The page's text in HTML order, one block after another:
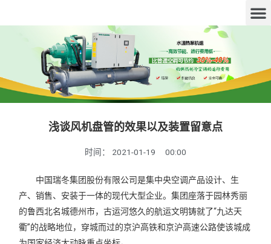
浅谈风机盘管的效果以及装置留意点
时间： 2021-01-19 00:00
中国瑞冬集团股份有限公司是集中央空调产品设计、生
产、销售、安装于一体的现代大型企业。集团座落于园林秀丽
的鲁西北名城德州市，古运河悠久的航运文明铸就了“九达天
衢”的战略地位，穿城而过的京沪高铁和京沪高速公路使该城成